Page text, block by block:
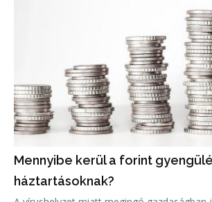
Mennyibe kerül a forint
háztartásoknak?